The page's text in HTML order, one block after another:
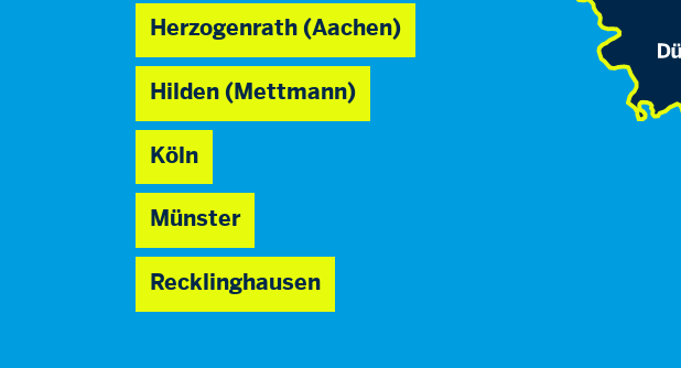
Herzogenrath (Aachen)
Hilden (Mettmann)
Köln
Münster
Recklinghausen